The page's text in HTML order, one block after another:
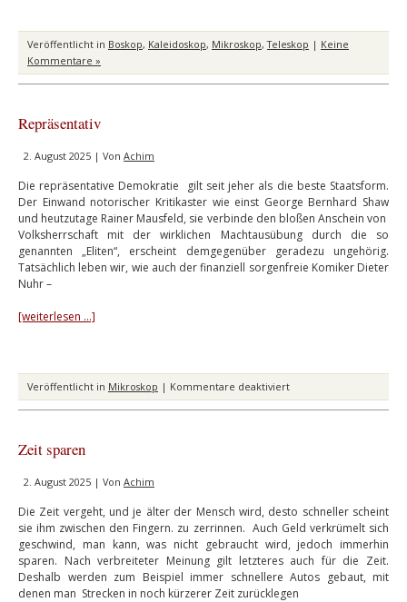
Veröffentlicht in Boskop, Kaleidoskop, Mikroskop,Teleskop | Keine
Kommentare »
Repräsentativ
2. August 2025 | Von Achim
Die repräsentative Demokratie gilt seit jeher als die beste Staatsform.
Der Einwand notorischer Kritikaster wie einst George Bernhard Shaw
und heutzutage Rainer Mausfeld, sie verbinde den bloßen Anschein von
Volksherrschaft mit der wirklichen Machtausübung durch die so
genannten „Eliten“, erscheint demgegenüber geradezu ungehörig.
Tatsächlich leben wir, wie auch der finanziell sorgenfreie Komiker Dieter
Nuhr –
[weiterlesen …]
Veröffentlicht in Mikroskop | Kommentare deaktiviertfür
Repräsentativ
Zeit sparen
2. August 2025 | Von Achim
Die Zeit vergeht, und je älter der Mensch wird, desto schneller scheint
sie ihm zwischen den Fingern. zu zerrinnen. Auch Geld verkrümelt sich
geschwind, man kann, was nicht gebraucht wird, jedoch immerhin
sparen. Nach verbreiteter Meinung gilt letzteres auch für die Zeit.
Deshalb werden zum Beispiel immer schnellere Autos gebaut, mit
denen man Strecken in noch kürzerer Zeit zurücklegen